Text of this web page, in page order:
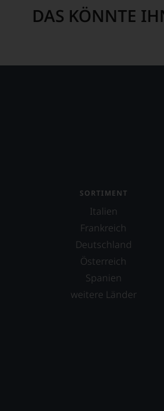
nachvollziehbar
ist
vorbeigeht.
BEWERTEN.
DAS KÖNNTE
SORTIMENT
Italien
Frankreich
Deutschland
Österreich
Spanien
weitere Länder